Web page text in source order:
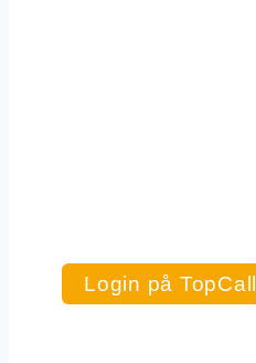
Login på TopCall